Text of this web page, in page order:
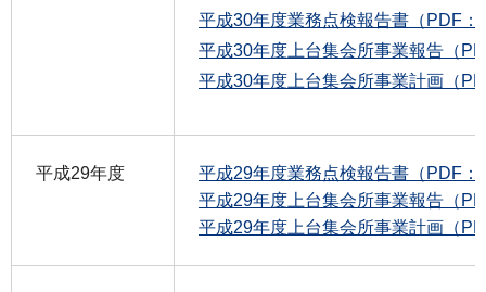
平成30年度業務点検報告書（PDF：
平成30年度上台集会所事業報告（
平成30年度上台集会所事業計画（
平成29年度
平成29年度業務点検報告書（PDF：
平成29年度上台集会所事業報告（
平成29年度上台集会所事業計画（